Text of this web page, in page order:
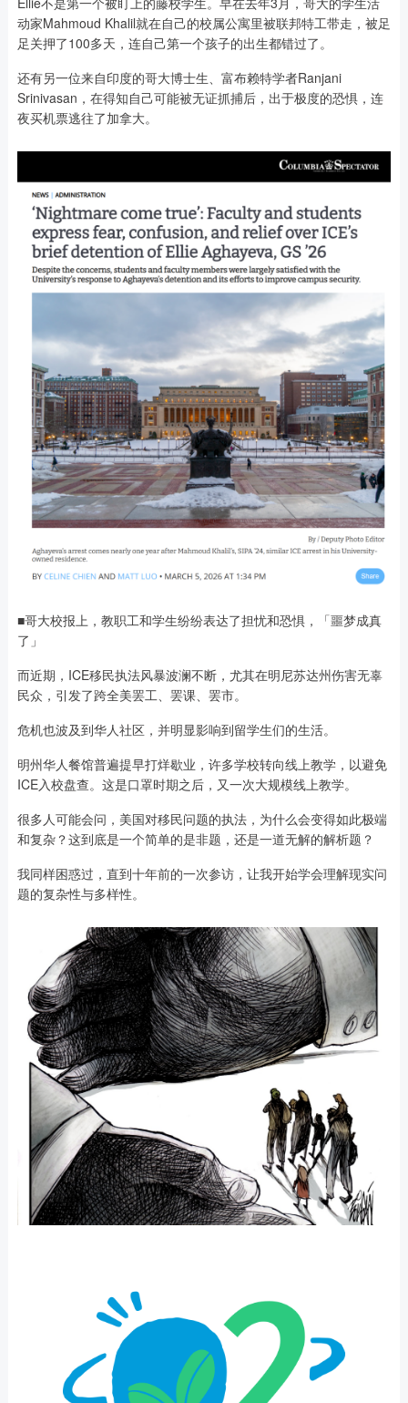
动家Mahmoud Khalil就在自己的校属公寓里被联邦特工带走，被足
足关押了100多天，连自己第一个孩子的出生都错过了。
还有另一位来自印度的哥大博士生、富布赖特学者Ranjani
Srinivasan，在得知自己可能被无证抓捕后，出于极度的恐惧，连
夜买机票逃往了加拿大。
■哥大校报上，教职工和学生纷纷表达了担忧和恐惧，「噩梦成真
了」
而近期，ICE移民执法风暴波澜不断，尤其在明尼苏达州伤害无辜
民众，引发了跨全美罢工、罢课、罢市。
危机也波及到华人社区，并明显影响到留学生们的生活。
明州华人餐馆普遍提早打烊歇业，许多学校转向线上教学，以避免
ICE入校盘查。这是口罩时期之后，又一次大规模线上教学。
很多人可能会问，美国对移民问题的执法，为什么会变得如此极端
和复杂？这到底是一个简单的是非题，还是一道无解的解析题？
我同样困惑过，直到十年前的一次参访，让我开始学会理解现实问
题的复杂性与多样性。